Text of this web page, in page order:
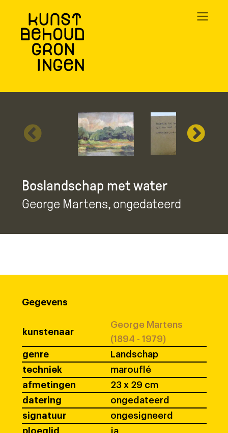
Boslandschap met water
George Martens, ongedateerd
Gegevens
kunstenaar
George Martens
(1894 - 1979)
genre
Landschap
techniek
marouflé
afmetingen
23 x 29 cm
datering
ongedateerd
signatuur
ongesigneerd